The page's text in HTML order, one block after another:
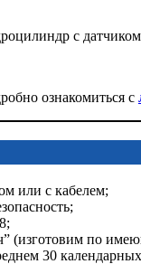
с
ознакомиться с
или с кабелем;
(изготовим по
30